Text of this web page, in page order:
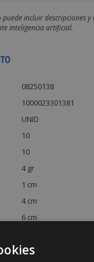
incluir descripciones y
inteligencia artificial.
08250138
1000023301381
UNID
10
10
4 gr
1 cm
4 cm
6 cm